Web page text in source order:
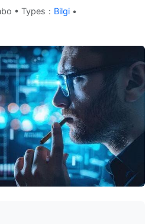
• Types： Bilgi •